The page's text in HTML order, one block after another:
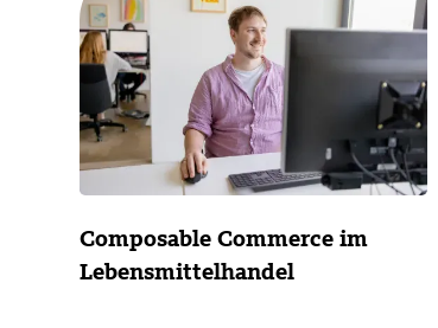
Composable Commerce im
Lebensmittelhandel